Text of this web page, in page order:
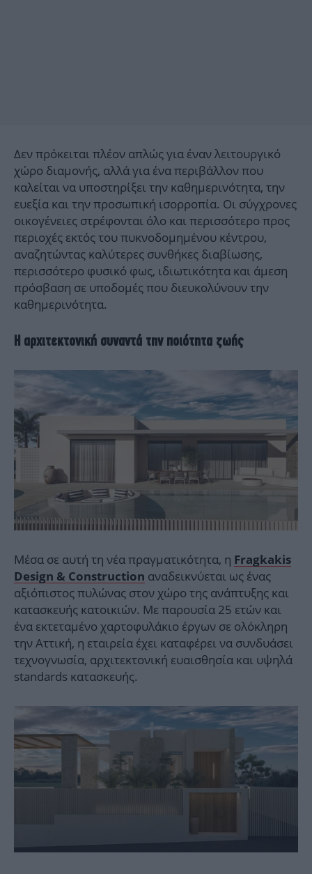
Δεν πρόκειται πλέον απλώς για έναν λειτουργικό
χώρο διαμονής, αλλά για ένα περιβάλλον που
καλείται να υποστηρίξει την καθημερινότητα, την
ευεξία και την προσωπική ισορροπία. Οι σύγχρονες
οικογένειες στρέφονται όλο και περισσότερο προς
περιοχές εκτός του πυκνοδομημένου κέντρου,
αναζητώντας καλύτερες συνθήκες διαβίωσης,
περισσότερο φυσικό φως, ιδιωτικότητα και άμεση
πρόσβαση σε υποδομές που διευκολύνουν την
καθημερινότητα.
Η αρχιτεκτονική συναντά την ποιότητα ζωής
Μέσα σε αυτή τη νέα πραγματικότητα, η Fragkakis
Design & Construction αναδεικνύεται ως ένας
αξιόπιστος πυλώνας στον χώρο της ανάπτυξης και
κατασκευής κατοικιών. Με παρουσία 25 ετών και
ένα εκτεταμένο χαρτοφυλάκιο έργων σε ολόκληρη
την Αττική, η εταιρεία έχει καταφέρει να συνδυάσει
τεχνογνωσία, αρχιτεκτονική ευαισθησία και υψηλά
standards κατασκευής.